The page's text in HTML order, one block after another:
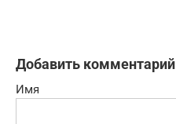
Добавить комментарий
Имя